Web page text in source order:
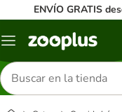
ENVÍO GRATIS
Menú
Buscar
productos